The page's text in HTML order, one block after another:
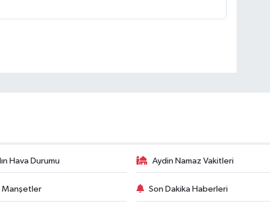
Hava Durumu Aydin Namaz Vakitleri
Manşetler Son Dakika Haberleri